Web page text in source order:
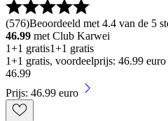
(576)Beoordeeld met 4.4 van de 5
46.99 met Club Karwei
1+1 gratis1+1 gratis
1+1 gratis, voordeelprijs: 46.99
46.99
Prijs: 46.99 euro